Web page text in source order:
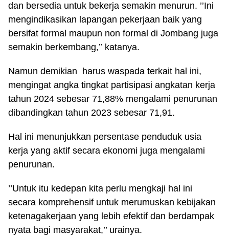
dan bersedia untuk bekerja semakin menurun. ’’Ini
mengindikasikan lapangan pekerjaan baik yang
bersifat formal maupun non formal di Jombang juga
semakin berkembang,’’ katanya.
Namun demikian harus waspada terkait hal ini,
mengingat angka tingkat partisipasi angkatan kerja
tahun 2024 sebesar 71,88% mengalami penurunan
dibandingkan tahun 2023 sebesar 71,91.
Hal ini menunjukkan persentase penduduk usia
kerja yang aktif secara ekonomi juga mengalami
penurunan.
’’Untuk itu kedepan kita perlu mengkaji hal ini
secara komprehensif untuk merumuskan kebijakan
ketenagakerjaan yang lebih efektif dan berdampak
nyata bagi masyarakat,’’ urainya.